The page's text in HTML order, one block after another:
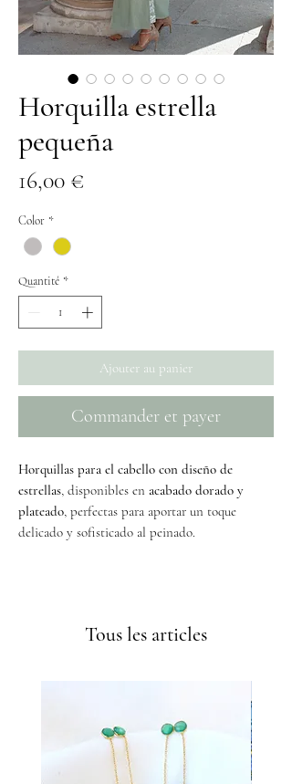
Horquilla estrella
pequeña
16,00 €
Color *
Quantité *
Ajouter au panier
Commander et payer
Horquillas para el cabello con diseño de
estrellas, disponibles en acabado dorado y
plateado, perfectas para aportar un toque
delicado y sofisticado al peinado.
Tous les articles